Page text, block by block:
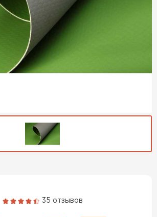
35 отзывов
ПЕРЕЙТИ